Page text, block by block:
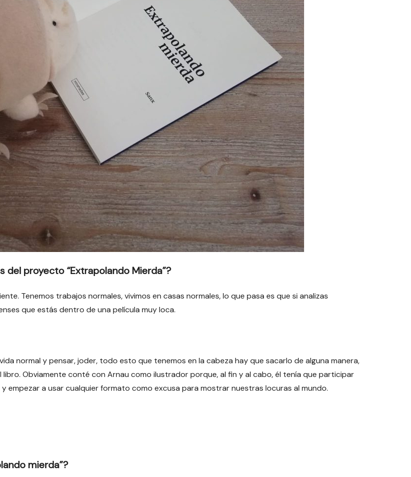
del proyecto “Extrapolando Mierda”?
Tenemos trabajos normales, vivimos en casas normales, lo que pasa es que si analizas
que estás dentro de una película muy loca.
normal y pensar, joder, todo esto que tenemos en la cabeza hay que sacarlo de alguna manera,
Obviamente conté con Arnau como ilustrador porque, al fin y al cabo, él tenía que participar
empezar a usar cualquier formato como excusa para mostrar nuestras locuras al mundo.
mierda”?